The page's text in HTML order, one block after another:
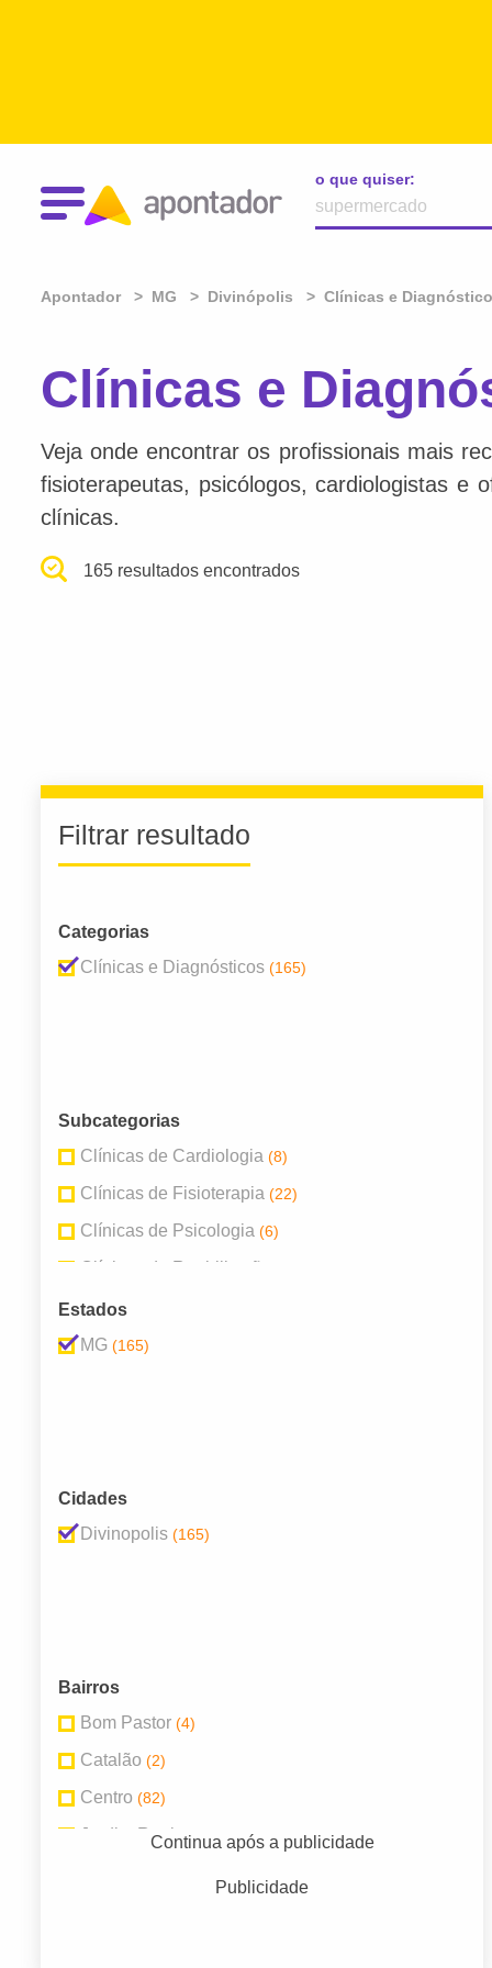
o que quiser:
Apontador MG Divinópolis Clínicas e
Clínicas e
Veja onde encontrar os profissionais mais
fisioterapeutas, psicólogos, cardiologistas e
clínicas.
165 resultados encontrados
Filtrar resultado
Categorias
Clínicas e Diagnósticos (165)
Subcategorias
Clínicas de Cardiologia (8)
Clínicas de Fisioterapia (22)
Clínicas de Psicologia (6)
Clínicas de Reabilitação
Clínicas de Ultra-Sonografia e Ecografia
Clínicas e Centros de Diagnóstico
Laboratórios
Estados
MG (165)
Cidades
Divinopolis (165)
Bairros
Bom Pastor (4)
Catalão (2)
Centro (82)
Jardim Real(11)
Continua após a publicidade
Publicidade